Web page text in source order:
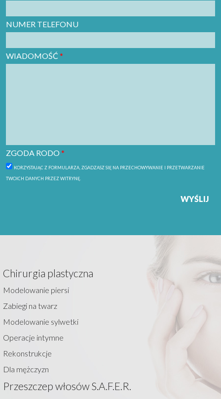
NUMER TELEFONU
WIADOMOŚĆ *
ZGODA RODO *
KORZYSTAJĄC Z FORMULARZA, ZGADZASZ SIĘ NA PRZECHOWYWANIE I PRZETWARZANIE
TWOICH DANYCH PRZEZ WITRYNĘ.
Chirurgia plastyczna
Modelowanie piersi
Zabiegi na twarz
Modelowanie sylwetki
Operacje intymne
Rekonstrukcje
Dla mężczyzn
Przeszczep włosów S.A.F.E.R.